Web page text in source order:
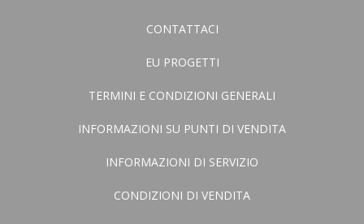
CONTATTACI
EU PROGETTI
TERMINI E CONDIZIONI GENERALI
INFORMAZIONI SU PUNTI DI VENDITA
INFORMAZIONI DI SERVIZIO
CONDIZIONI DI VENDITA